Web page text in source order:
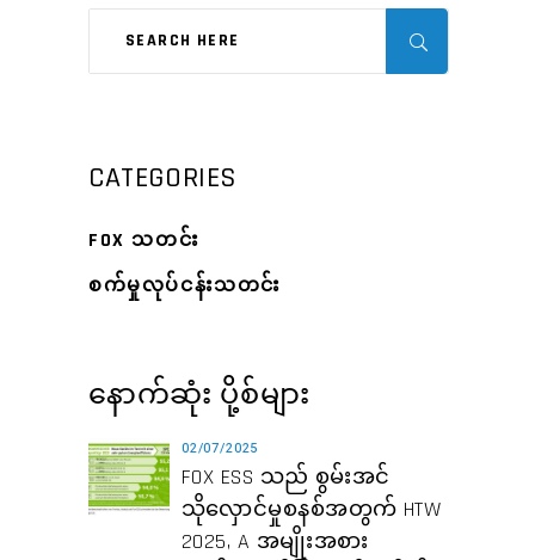
CATEGORIES
FOX သတင်း
စက်မှုလုပ်ငန်းသတင်း
နောက်ဆုံး ပို့စ်များ
02/07/2025
FOX ESS သည် စွမ်းအင်
သိုလှောင်မှုစနစ်အတွက် HTW
2025, A အမျိုးအစား